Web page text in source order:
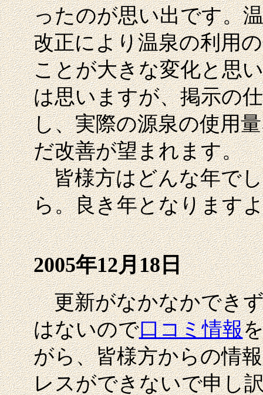
ったのが思い出です。
改正により温泉の利用
ことが大きな変化と思
は思いますが、掲示の
し、実際の源泉の使用
だ改善が望まれます。
皆様方はどんな年でし
ら。良き年となります
2005年12月18日
更新がなかなかできず
はないので口コミ情報
がら、皆様方からの情
レスができないで申し